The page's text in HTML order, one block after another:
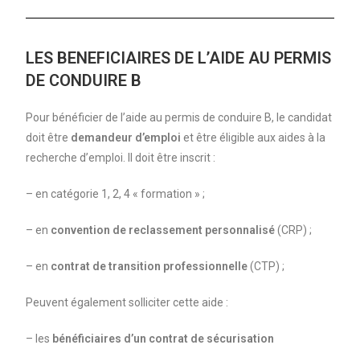
LES BENEFICIAIRES DE L’AIDE AU PERMIS
DE CONDUIRE B
Pour bénéficier de l’aide au permis de conduire B, le candidat
doit être demandeur d’emploi et être éligible aux aides à la
recherche d’emploi. Il doit être inscrit :
– en catégorie 1, 2, 4 « formation » ;
– en convention de reclassement personnalisé(CRP) ;
– en contrat de transition professionnelle(CTP) ;
Peuvent également solliciter cette aide :
– les bénéficiaires d’un contrat de sécurisation